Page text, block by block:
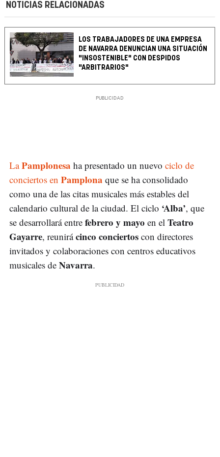
NOTICIAS RELACIONADAS
LOS TRABAJADORES DE UNA EMPRESA
DE NAVARRA DENUNCIAN UNA SITUACIÓN
"INSOSTENIBLE" CON DESPIDOS
"ARBITRARIOS"
LaPamplonesa ha presentado un nuevo ciclo de
conciertos en Pamplona que se ha consolidado
como una de las citas musicales más estables del
calendario cultural de la ciudad. El ciclo ‘Alba’, que
se desarrollará entre febrero y mayo en el Teatro
Gayarre, reunirácinco conciertos con directores
invitados y colaboraciones con centros educativos
musicales de Navarra.